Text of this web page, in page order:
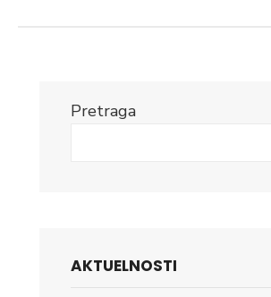
Pretraga
AKTUELNOSTI